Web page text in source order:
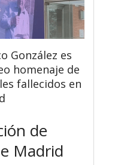
González es
homenaje de
fallecidos en
de
Madrid